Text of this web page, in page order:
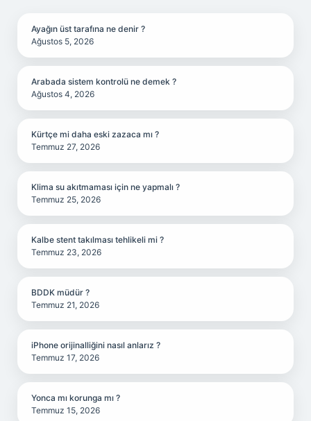
Ayağın üst tarafına ne denir ?
Ağustos 5, 2026
Arabada sistem kontrolü ne demek ?
Ağustos 4, 2026
Kürtçe mi daha eski zazaca mı ?
Temmuz 27, 2026
Klima su akıtmaması için ne yapmalı ?
Temmuz 25, 2026
Kalbe stent takılması tehlikeli mi ?
Temmuz 23, 2026
BDDK müdür ?
Temmuz 21, 2026
iPhone orijinalliğini nasıl anlarız ?
Temmuz 17, 2026
Yonca mı korunga mı ?
Temmuz 15, 2026